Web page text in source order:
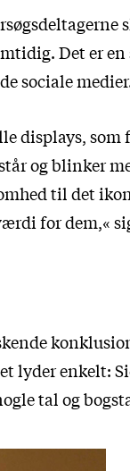
Det er
sociale
displays, som
og blinker
til det
for dem,«
lyder enkelt:
tal og